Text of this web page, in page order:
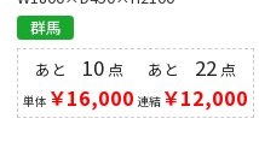
群馬
あと 10点
単体 ￥16,000
あと 22 点
連結￥12,000